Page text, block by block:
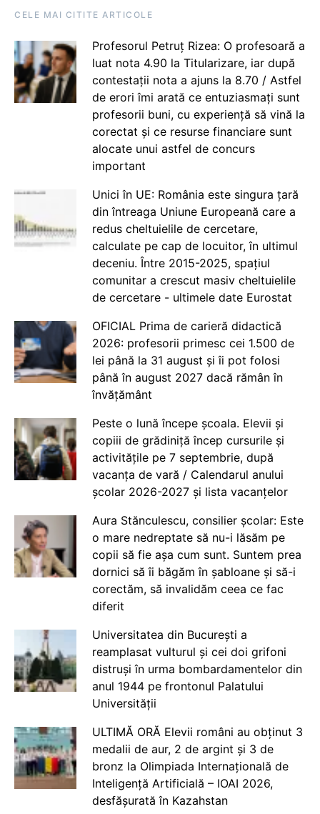
CELE MAI CITITE ARTICOLE
Profesorul Petruț Rizea: O profesoară a
luat nota 4.90 la Titularizare, iar după
contestații nota a ajuns la 8.70 / Astfel
de erori îmi arată ce entuziasmați sunt
profesorii buni, cu experiență să vină la
corectat și ce resurse financiare sunt
alocate unui astfel de concurs
important
Unici în UE: România este singura țară
din întreaga Uniune Europeană care a
redus cheltuielile de cercetare,
calculate pe cap de locuitor, în ultimul
deceniu. Între 2015-2025, spațiul
comunitar a crescut masiv cheltuielile
de cercetare - ultimele date Eurostat
OFICIAL Prima de carieră didactică
2026: profesorii primesc cei 1.500 de
lei până la 31 august și îi pot folosi
până în august 2027 dacă rămân în
învățământ
Peste o lună începe școala. Elevii și
copiii de grădiniță încep cursurile și
activitățile pe 7 septembrie, după
vacanța de vară / Calendarul anului
școlar 2026-2027 și lista vacanțelor
Aura Stănculescu, consilier școlar: Este
o mare nedreptate să nu-i lăsăm pe
copii să fie așa cum sunt. Suntem prea
dornici să îi băgăm în șabloane și să-i
corectăm, să invalidăm ceea ce fac
diferit
Universitatea din București a
reamplasat vulturul și cei doi grifoni
distruși în urma bombardamentelor din
anul 1944 pe frontonul Palatului
Universității
ULTIMĂ ORĂ Elevii români au obținut 3
medalii de aur, 2 de argint și 3 de
bronz la Olimpiada Internațională de
Inteligență Artificială – IOAI 2026,
desfășurată în Kazahstan